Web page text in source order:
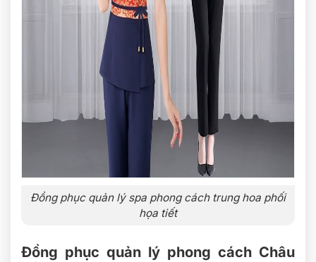
Đồng phục quản lý spa phong cách trung hoa phối
họa tiết
Đồng phục quản lý phong cách Châu